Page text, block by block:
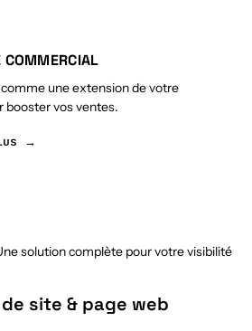
COMMERCIAL
une extension de votre
booster vos ventes.
→
solution complète pour votre visibilité
site & page web